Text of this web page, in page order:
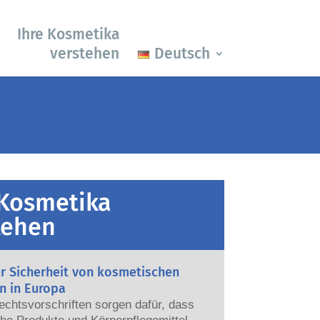
Ihre Kosmetika
verstehen
Deutsch
Sicherheit von kosmetischen
in Europa
sorgen dafür, dass